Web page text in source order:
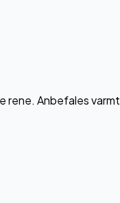
rene. Anbefales